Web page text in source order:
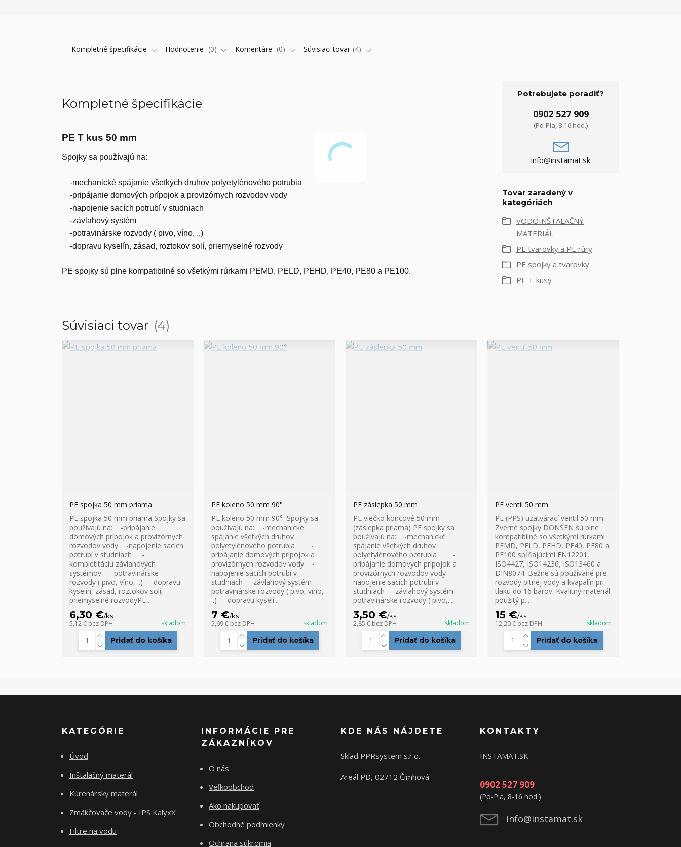
Kompletné špecifikácie Hodnotenie 0 Komentáre 0 Súvisiaci tovar 4
Kompletné špecifikácie
PE T kus 50 mm
Spojky sa používajú na:
-mechanické spájanie všetkých druhov polyetylénového potrubia
-pripájanie domových prípojok a provizórnych rozvodov vody
-napojenie sacích potrubí v studniach
-závlahový systém
-potravinárske rozvody ( pivo, víno, ..)
-dopravu kyselín, zásad, roztokov solí, priemyselné rozvody
PE spojky sú plne kompatibilné so všetkými rúrkami PEMD, PELD, PEHD, PE40, PE80 a PE100.
Potrebujete poradiť?
0902 527 909
(Po-Pia, 8-16 hod.)
info@instamat.sk
Tovar zaradený v
kategóriách
VODOINŠTALAČNÝ
MATERIÁL
PE tvarovky a PE rúry
PE spojky a tvarovky
PE T-kusy
Súvisiaci tovar 4
PE spojka 50 mm priama
PE spojka 50 mm priama Spojky sa
používajú na: -pripájanie
domových prípojok a provizórnych
rozvodov vody -napojenie sacích
potrubí v studniach -
kompletitáciu závlahových
systémov -potravinárske
rozvody ( pivo, víno, ..) -dopravu
kyselín, zásad, roztokov solí,
priemyselné rozvodyPE ...
6,30 €/ks
5,12 € bez DPH skladom
Pridať do košíka
PE koleno 50 mm 90°
PE koleno 50 mm 90° Spojky sa
používajú na: -mechanické
spájanie všetkých druhov
polyetylénového potrubia -
pripájanie domových prípojok a
provizórnych rozvodov vody -
napojenie sacích potrubí v
studniach -závlahový systém -
potravinárske rozvody ( pivo, víno,
..) -dopravu kyselí...
7 €/ks
5,69 € bez DPH skladom
Pridať do košíka
PE záslepka 50 mm
PE viečko koncové 50 mm
(záslepka priama) PE spojky sa
používajú na: -mechanické
spájanie všetkých druhov
polyetylénového potrubia -
pripájanie domových prípojok a
provizórnych rozvodov vody -
napojenie sacích potrubí v
studniach -závlahový systém -
potravinárske rozvody ( pivo,...
3,50 €/ks
2,85 € bez DPH skladom
Pridať do košíka
PE ventil 50 mm
PE (PPS) uzatvárací ventil 50 mm
Zverné spojky DONSEN sú plne
kompatibilné so všetkými rúrkami
PEMD, PELD, PEHD, PE40, PE80 a
PE100 spĺňajúcimi EN12201,
ISO4427, ISO14236, ISO13460 a
DIN8074. Bežne sú používané pre
rozvody pitnej vody a kvapalín pri
tlaku do 16 barov. Kvalitný materiál
použitý p...
15 €/ks
12,20 € bez DPH skladom
Pridať do košíka
KATEGÓRIE
Úvod
Inštalačný materál
Kúrenársky materál
Zmäkčovače vody - IPS KalyxX
Filtre na vodu
INFORMÁCIE PRE
ZÁKAZNÍKOV
O nás
Veľkoobchod
Ako nakupovať
Obchodné podmienky
Ochrana súkromia
KDE NÁS NÁJDETE
Sklad PPRsystem s.r.o.
Areál PD, 02712 Čimhová
KONTAKTY
INSTAMAT.SK
0902 527 909
(Po-Pia, 8-16 hod.)
info@instamat.sk